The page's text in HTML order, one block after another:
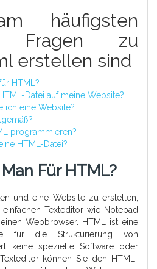
häufigsten
Fragen zu
erstellen sind
HTML?
Datei auf meine Website?
ich eine Website?
programmieren?
HTML-Datei?
Für HTML?
und eine Website zu erstellen,
Texteditor wie Notepad
Webbrowser. HTML ist eine
für die Strukturierung von
keine spezielle Software oder
können Sie den HTML-